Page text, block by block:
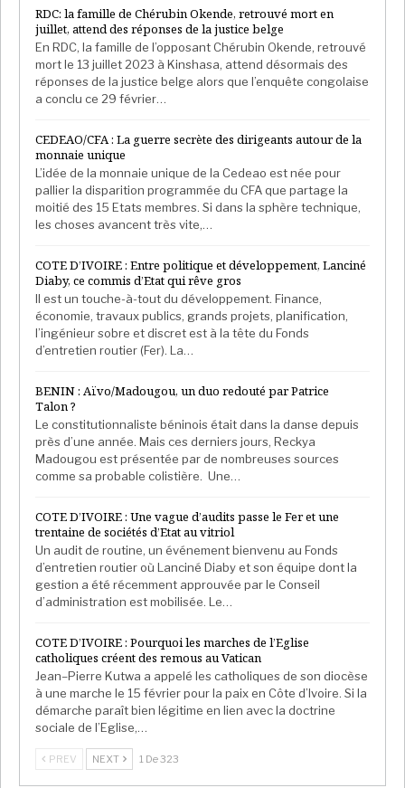
RDC: la famille de Chérubin Okende, retrouvé mort en
juillet, attend des réponses de la justice belge
En RDC, la famille de l’opposant Chérubin Okende, retrouvé
mort le 13 juillet 2023 à Kinshasa, attend désormais des
réponses de la justice belge alors que l’enquête congolaise
a conclu ce 29 février…
CEDEAO/CFA : La guerre secrète des dirigeants autour de la
monnaie unique
L’idée de la monnaie unique de la Cedeao est née pour
pallier la disparition programmée du CFA que partage la
moitié des 15 Etats membres. Si dans la sphère technique,
les choses avancent très vite,…
COTE D’IVOIRE : Entre politique et développement, Lanciné
Diaby, ce commis d’Etat qui rêve gros
Il est un touche-à-tout du développement. Finance,
économie, travaux publics, grands projets, planification,
l’ingénieur sobre et discret est à la tête du Fonds
d’entretien routier (Fer). La…
BENIN : Aïvo/Madougou, un duo redouté par Patrice
Talon ?
Le constitutionnaliste béninois était dans la danse depuis
près d’une année. Mais ces derniers jours, Reckya
Madougou est présentée par de nombreuses sources
comme sa probable colistière. Une…
COTE D’IVOIRE : Une vague d’audits passe le Fer et une
trentaine de sociétés d’Etat au vitriol
Un audit de routine, un événement bienvenu au Fonds
d’entretien routier où Lanciné Diaby et son équipe dont la
gestion a été récemment approuvée par le Conseil
d’administration est mobilisée. Le…
COTE D’IVOIRE : Pourquoi les marches de l’Eglise
catholiques créent des remous au Vatican
Jean–Pierre Kutwa a appelé les catholiques de son diocèse
à une marche le 15 février pour la paix en Côte d’Ivoire. Si la
démarche paraît bien légitime en lien avec la doctrine
sociale de l’Eglise,…
PREV NEXT 1 De 323